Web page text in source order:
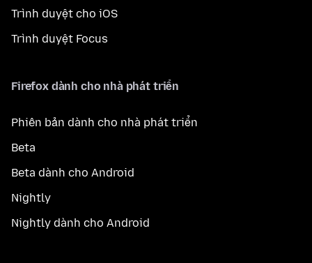
Trình duyệt cho iOS
Trình duyệt Focus
Firefox dành cho nhà phát triển
Phiên bản dành cho nhà phát triển
Beta
Beta dành cho Android
Nightly
Nightly dành cho Android